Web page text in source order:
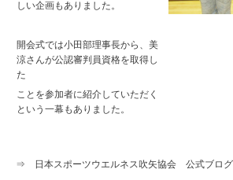
しい企画もありました。
開会式では小田部理事長から、美
涼さんが公認審判員資格を取得し
た
ことを参加者に紹介していただく
という一幕もありました。
⇒ 日本スポーツウエルネス吹矢協会 公式ブログ